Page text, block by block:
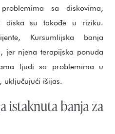
sa diskovima,
diska su takođe u riziku.
Kursumlijska banja
jer njena terapijska ponuda
ljudi sa problemima u
uključujući išijas.
istaknuta banja za